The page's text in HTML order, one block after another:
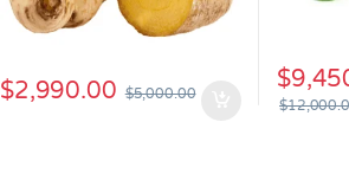
$2,990.00 $5,000.00 $
$